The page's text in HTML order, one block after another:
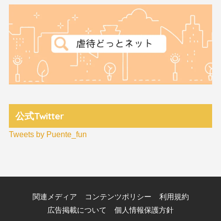
公式Twitter
Tweets by Puente_fun
関連メディア コンテンツポリシー
利用規約
広告掲載について
個人情報保護方針